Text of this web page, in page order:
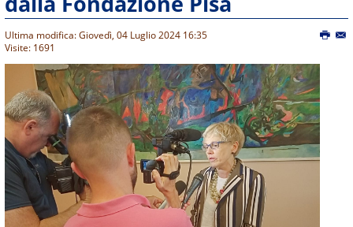
Ultima modifica: Giovedì, 04 Luglio 2024 16:35
Visite: 1691